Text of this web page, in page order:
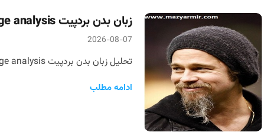
زبان بدن بردپیت Brad Pitt body language analysis
2026-08-07
تحلیل زبان بدن بردپیت Brad Pitt body language analysis نوشته دکتر مازیار میر
ادامه مطلب